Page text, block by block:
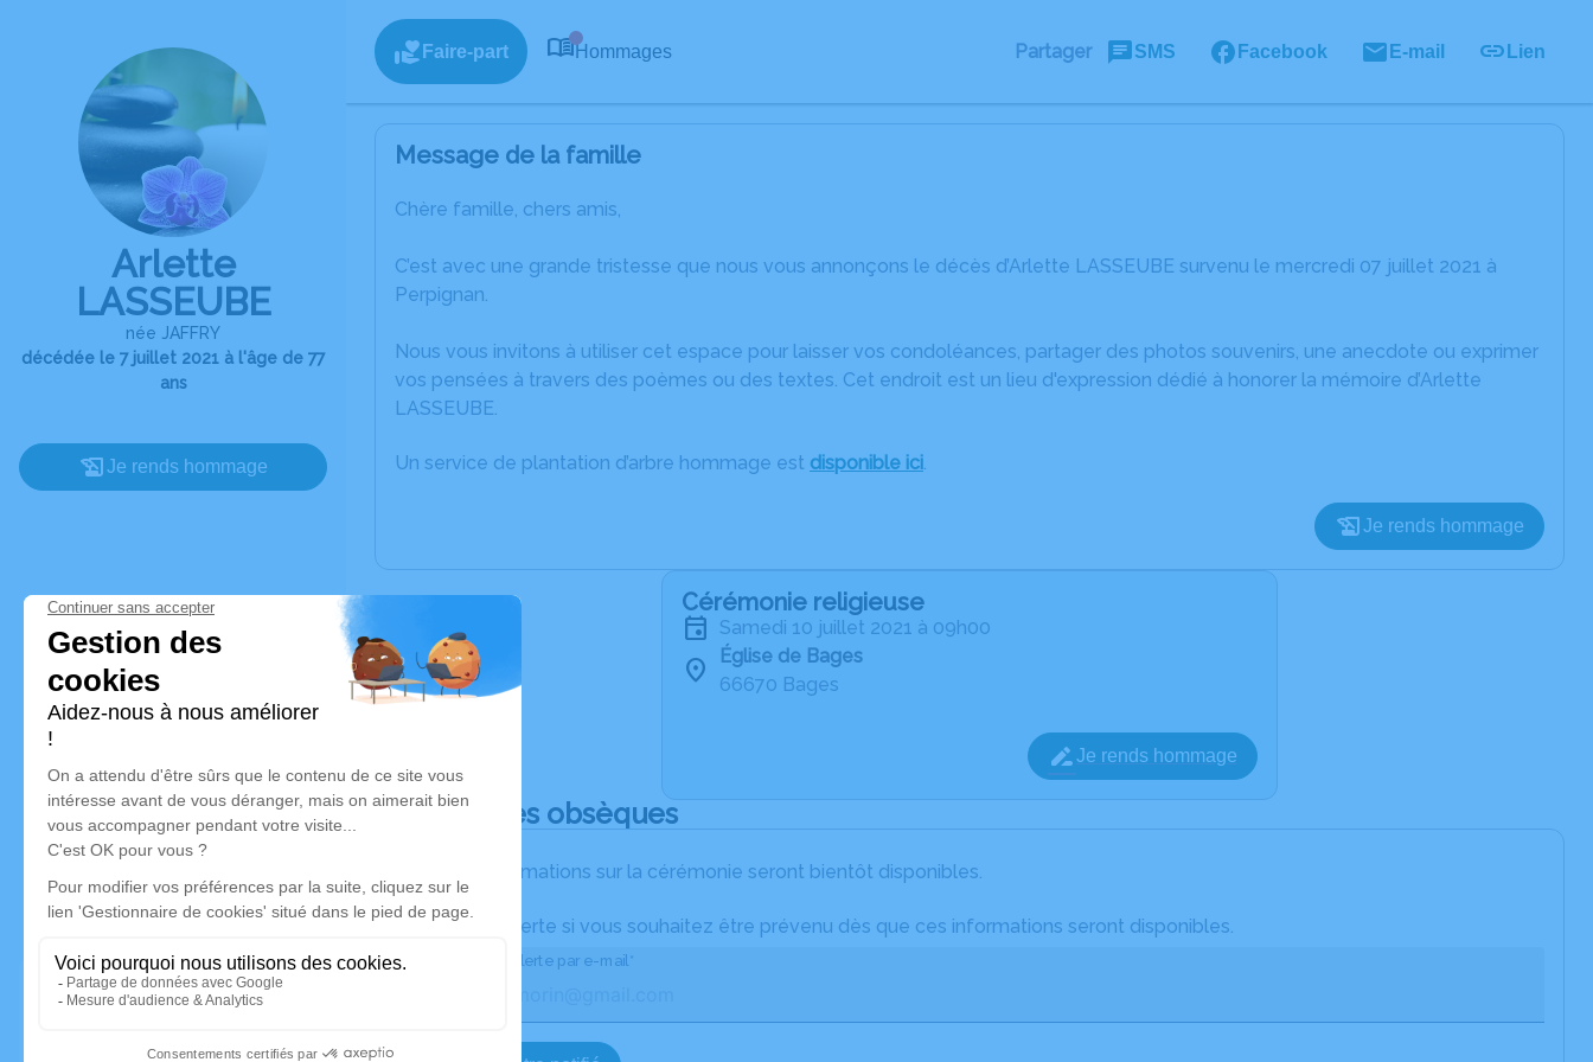
Arlette
LASSEUBE
née JAFFRY
décédée le 7 juillet 2021 à l'âge de 77
ans
Je rends hommage
Faire-part Hommages Partager SMS Facebook E-mail Lien
Message de la famille
Chère famille, chers amis,
C’est avec une grande tristesse que nous vous annonçons le décès d’Arlette LASSEUBE survenu le mercredi 07 juillet 2021 à
Perpignan.
Nous vous invitons à utiliser cet espace pour laisser vos condoléances, partager des photos souvenirs, une anecdote ou exprimer
vos pensées à travers des poèmes ou des textes. Cet endroit est un lieu d'expression dédié à honorer la mémoire d’Arlette
LASSEUBE.
Un service de plantation d’arbre hommage est disponible ici.
Je rends hommage
Cérémonie religieuse
samedi 10 juillet 2021 à 09h00
Église de Bages
66670 Bages
Je rends hommage
Déroulé des obsèques
Les informations sur la cérémonie seront bientôt disponibles.
Activez une alerte si vous souhaitez être prévenu dès que ces informations seront disponibles.
Recevoir une alerte par e-mail*